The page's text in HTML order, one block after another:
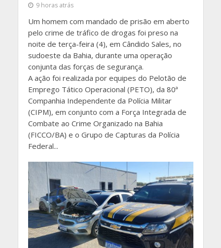
9 horas atrás
Um homem com mandado de prisão em aberto
pelo crime de tráfico de drogas foi preso na
noite de terça-feira (4), em Cândido Sales, no
sudoeste da Bahia, durante uma operação
conjunta das forças de segurança.
A ação foi realizada por equipes do Pelotão de
Emprego Tático Operacional (PETO), da 80ª
Companhia Independente da Polícia Militar
(CIPM), em conjunto com a Força Integrada de
Combate ao Crime Organizado na Bahia
(FICCO/BA) e o Grupo de Capturas da Polícia
Federal...